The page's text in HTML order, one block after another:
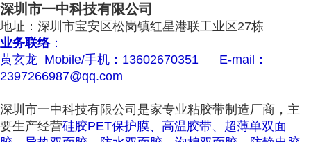
深圳市一中科技有限公司
地址：深圳市宝安区松岗镇红星港联工业区27栋
业务联络：
黄玄龙 Mobile/手机：13602670351 E-mail：
2397266987@qq.com
深圳市一中科技有限公司是家专业粘胶带制造厂商，主
要生产经营硅胶PET保护膜、高温胶带、超薄单双面